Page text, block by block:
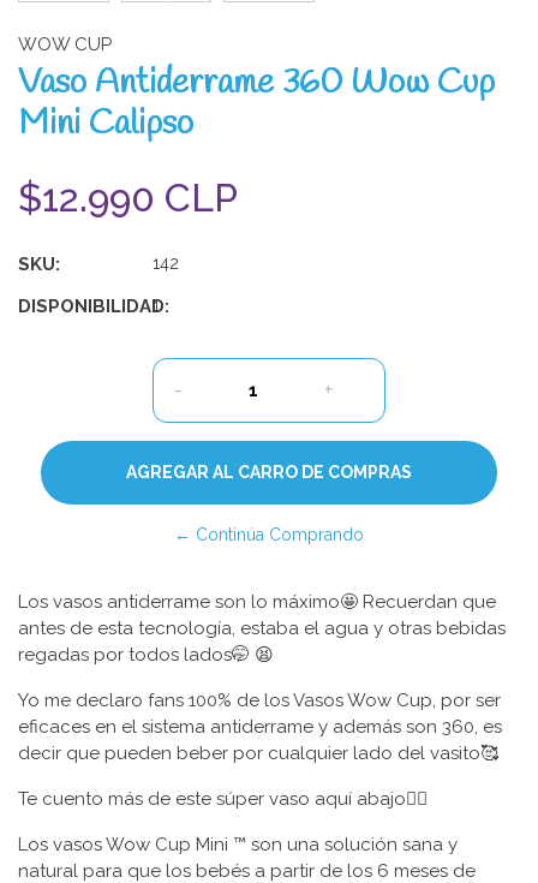
WOW CUP
Vaso Antiderrame 360 Wow Cup
Mini Calipso
$12.990 CLP
SKU: 142
DISPONIBILIDAD:
1
- +
← Continúa Comprando
Los vasos antiderrame son lo máximo🤩 Recuerdan que
antes de esta tecnología, estaba el agua y otras bebidas
regadas por todos lados🤭 😫
Yo me declaro fans 100% de los Vasos Wow Cup, por ser
eficaces en el sistema antiderrame y además son 360, es
decir que pueden beber por cualquier lado del vasito🥰
Te cuento más de este súper vaso aquí abajo👇🏼
Los vasos Wow Cup Mini ™ son una solución sana y
natural para que los bebés a partir de los 6 meses de